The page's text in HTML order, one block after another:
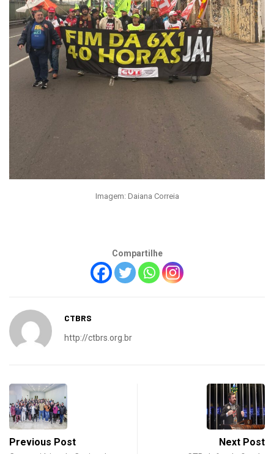
Imagem: Daiana Correia
Compartilhe
CTBRS
http://ctbrs.org.br
Previous Post Next Post